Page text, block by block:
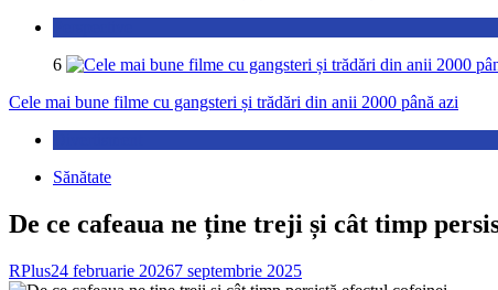
6
Cele mai bune filme cu gangsteri și trădări din anii 2000 până azi
Sănătate
De ce cafeaua ne ține treji și cât timp
RPlus24 februarie 20267 septembrie 2025